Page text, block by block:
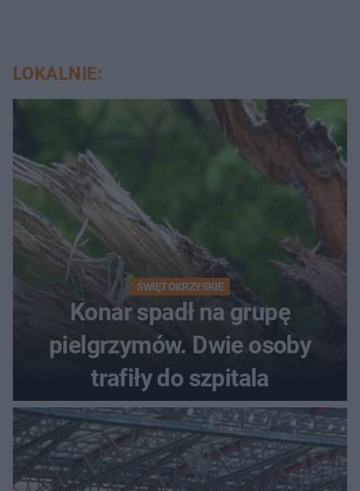
LOKALNIE:
ŚWIĘTOKRZYSKIE
Konar spadł na grupę
pielgrzymów. Dwie osoby
trafiły do szpitala